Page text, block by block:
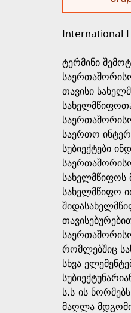
r
s
e
h
e
r
e
o
r
m
e
s
s
a
g
e
International
ტერმინი
თავისი
საერთო
სუბიექტები
სახელმწიფოს
სახელმწიფო
რომლებშიც
სხვა
ს.ს-ის
მაღლა